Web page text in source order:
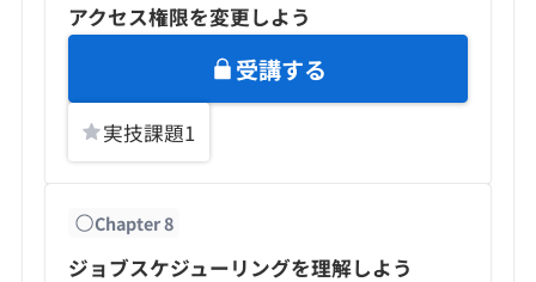
アクセス権限を変更しよう
受講する
実技課題1
Chapter8
ジョブスケジューリングを理解しよう